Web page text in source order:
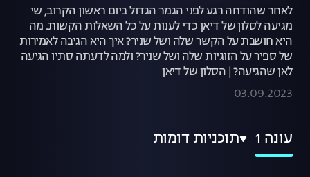
לאחר שהודחה רגע לפני הגמר הגדול ביום ראשון הקרוב, שי
מגיעה לסלון של דיאן כדי לענות על כל השאלות הקשות. מה
היא חושבת על הקשר שלה ושל שניר? איך היא הגיבה לאמירות
של ספיר על הזוגיות שלה ושל שניר? ולמה לדעתה סתיו הגיעה
לאן שהגיעה? | הסלון של דיאן
03.09.2023
עונה 1 תוכניות דומות